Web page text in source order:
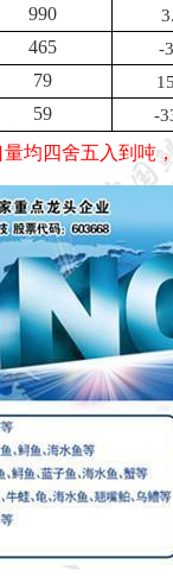
990
465 -
79
59 -
均四舍五入到吨